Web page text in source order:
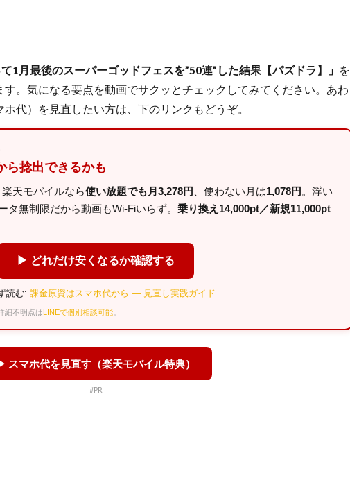
1月最後のスーパーゴッドフェスを”50連”した結果【パズドラ】」 を
。気になる要点を動画でサクッとチェックしてみてください。あわ
代）を見直したい方は、下のリンクもどうぞ。
ら捻出できるかも
天モバイルなら使い放題でも月3,278円 、使わない月は1,078円 。浮い
タ無制限だから動画もWi-Fiいらず。 乗り換え14,000pt／新規11,000pt
▶ どれだけ安くなるか確認する
読む: 課金原資はスマホ代から — 見直し実践ガイド
細不明点はLINEで個別相談可能
スマホ代を見直す（楽天モバイル特典）
#PR